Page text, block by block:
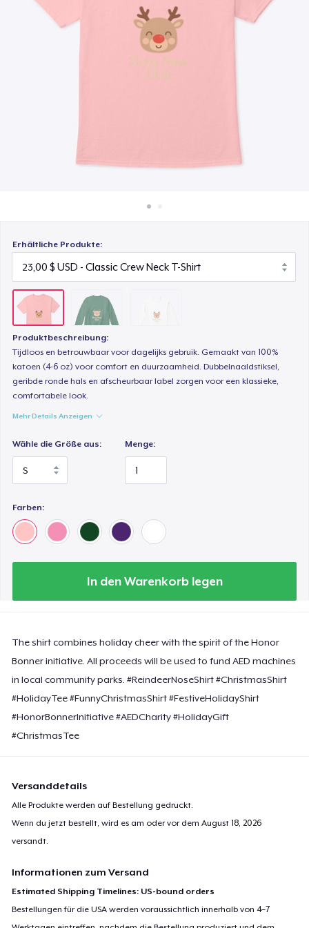
Überall verkaufen
Erhältliche Produkte:
Produktbeschreibung:
Tijdloos en betrouwbaar voor dagelijks gebruik. Gemaakt van 100%
katoen (4-6 oz) voor comfort en duurzaamheid. Dubbelnaaldstiksel,
geribde ronde hals en afscheurbaar label zorgen voor een klassieke,
comfortabele look.
Mehr Details Anzeigen
Wähle die Größe aus: Menge:
Farben:
In den Warenkorb legen
The shirt combines holiday cheer with the spirit of the Honor
Bonner initiative. All proceeds will be used to fund AED machines
in local community parks. #ReindeerNoseShirt #ChristmasShirt
#HolidayTee #FunnyChristmasShirt #FestiveHolidayShirt
#HonorBonnerInitiative #AEDCharity #HolidayGift
#ChristmasTee
Versanddetails
Alle Produkte werden auf Bestellung gedruckt.
Wenn du jetzt bestellt, wird es am oder vor demAugust 18, 2026
versandt.
Informationen zum Versand
Estimated Shipping Timelines: US-bound orders
Bestellungen für die USA werden voraussichtlich innerhalb von 4–7
Classic Long Sleeve Tee